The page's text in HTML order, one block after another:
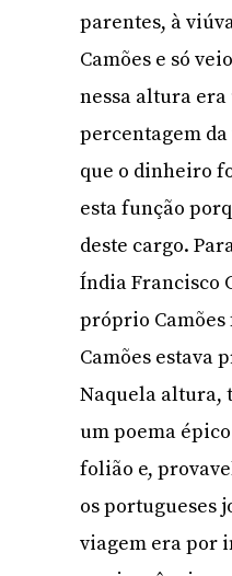
parentes, à
Camões e só
nessa altura
percentagem
que o dinheiro
esta função
deste cargo.
Índia Francisco
próprio Camões
Camões estava
Naquela altura,
um poema
folião e,
os portugueses
viagem era por